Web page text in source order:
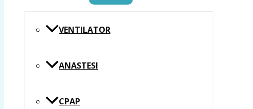
VENTILATOR
ANASTESI
CPAP